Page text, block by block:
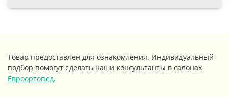
Товар предоставлен для ознакомления. Индивидуальный
подбор помогут сделать наши консультанты в салонах
Евроортопед.